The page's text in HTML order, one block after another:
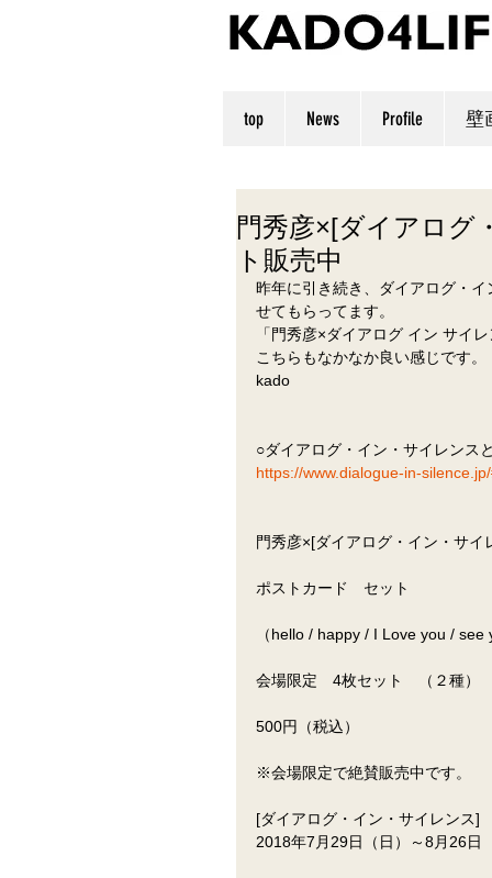
top News Profile 壁
門秀彦×[ダイアログ
ト販売中
昨年に引き続き、ダイアログ・
せてもらってます。
「門秀彦×ダイアログ イン サイ
こちらもなかなか良い感じです。
kado
○ダイアログ・イン・サイレンス
https://www.dialogue-in-
門秀彦×[ダイアログ・イン・サイ
ポストカード　セット
（hello / happy / I Love you / see
会場限定　4枚セット　（２種）
500円（税込）
※会場限定で絶賛販売中です。
[ダイアログ・イン・サイレンス]
2018年7月29日（日）～8月26日